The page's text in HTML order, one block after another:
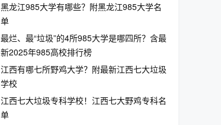
黑龙江985大学有哪些？附黑龙江985大学名
单
最烂、最“垃圾”的4所985大学是哪四所？含最
新2025年985高校排行榜
江西有哪七所野鸡大学？附最新江西七大垃圾
学校
江西七大垃圾专科学校！江西七大野鸡专科名
单